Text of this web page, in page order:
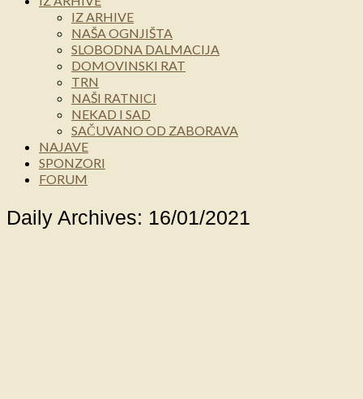
IZ ARHIVE
NAŠA OGNJIŠTA
SLOBODNA DALMACIJA
DOMOVINSKI RAT
TRN
NAŠI RATNICI
NEKAD I SAD
SAČUVANO OD ZABORAVA
NAJAVE
SPONZORI
FORUM
Daily Archives: 16/01/2021